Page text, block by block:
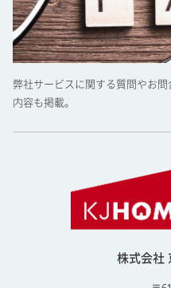
弊社サービスに関する質問やお
内容も掲載。
株式会社